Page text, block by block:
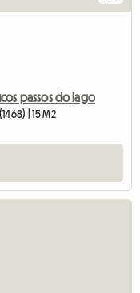
passos do lago
| 15 M2